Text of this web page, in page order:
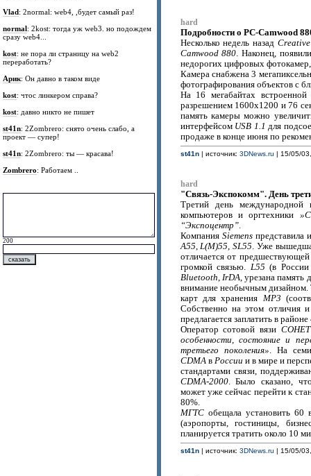
Vlad: 2normal: web4, ,будет самый раз!
normal: 2kost: тогда уж web3. но подождем
сразу web4...
kost: не пора ли страницу на web2
переработать?
Арик: Он давно в таком виде
kost: чтос линкером справа?
kost: давно никто не пишет
st41n: 2Zombrero: снято очень слабо, а
проект — супер!
st41n: 2Zombrero: ты — красава!
Zombrero: Работаем ..
200
hard
Подробности о PC-Camwood
Несколько недель назад Creative
Camwood 880. Наконец,
недорогих цифровых фотокамер,
Камера снабжена 3
фотографирования объектов с
На 16 мегабайтах
разрешением 1600х1200 и 76
память камеры можно
интерфейсом USB 1.1 для
продаже в конце июня по
st41n| источник: 3DNews.ru | 15/05/
hard
"Связь-Экспокомм". День
Третий день международной
компьютеров и оргтехники
“Экспоцентр”.
Компания Siemensпредставила
А55,L(M)55,SL55. Уже
отличается от
громкой связью. L55 (в
Bluetooth, IrDA, урезана память
внимание необычным дизайном.
карт для хранения MP3
Собственно на этом отличия
предлагается заплатить в
Оператор сотовой вязи СОНЕТ
особенности, состояние и
третьего поколения». На
CDMАв России и в мире и
стандартами связи,
CDMA-2000. Было сказано,
может уже сейчас перейти к
80%.
МГТСобещала установить 60
(аэропорты, гостиницы,
планируется тратить около 10
st41n| источник: 3DNews.ru | 15/05/